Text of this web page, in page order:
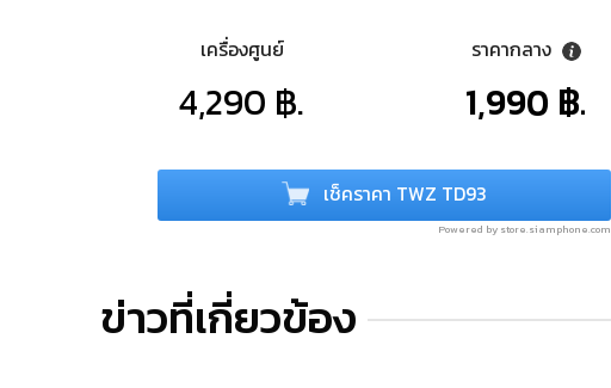
เครื่องศูนย์
4,290 ฿.
ราคากลาง
1,990 ฿.
เช็คราคา TWZ TD93
Powered by store.siamphone.com
ข่าวที่เกี่ยวข้อง